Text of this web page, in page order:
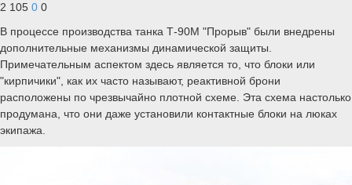
2 105 0 0
В процессе производства танка Т-90М "Прорыв" были внедрены
дополнительные механизмы динамической защиты.
Примечательным аспектом здесь является то, что блоки или
"кирпичики", как их часто называют, реактивной брони
расположены по чрезвычайно плотной схеме. Эта схема настолько
продумана, что они даже установили контактные блоки на люках
экипажа.